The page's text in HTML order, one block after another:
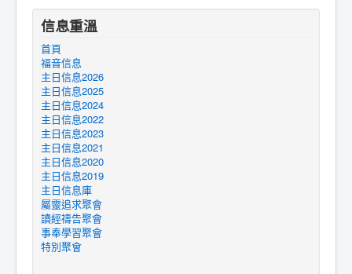
信息重溫
首頁
福音信息
主日信息2026
主日信息2025
主日信息2024
主日信息2022
主日信息2023
主日信息2021
主日信息2020
主日信息2019
主日信息庫
屬靈追求聚會
讀經禱告聚會
事奉學習聚會
特別聚會